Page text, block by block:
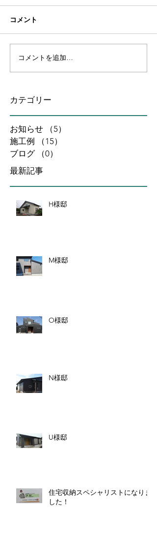
コメント
コメントを追加…
カテゴリー
お知らせ （5）
施工例
（15）
ブログ
（0）
最新記事
H様邸
M様邸
O様邸
N様邸
U様邸
住宅収納スペシャリストになりま
した！